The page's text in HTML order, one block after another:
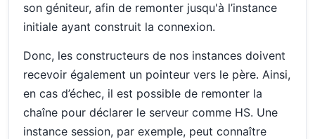
son géniteur, afin de remonter jusqu'à l’instance
initiale ayant construit la connexion.
Donc, les constructeurs de nos instances doivent
recevoir également un pointeur vers le père. Ainsi,
en cas d’échec, il est possible de remonter la
chaîne pour déclarer le serveur comme HS. Une
instance session, par exemple, peut connaître